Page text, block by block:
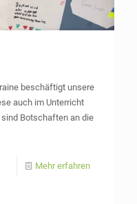
beschäftigt unsere
auch im Unterricht
Botschaften an die
Mehr erfahren